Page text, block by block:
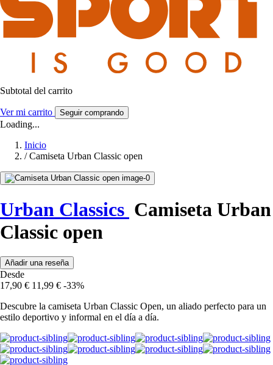
Subtotal del carrito
Ver mi carrito Seguir comprando
Loading...
Inicio
/ Camiseta Urban Classic open
Urban Classics Camiseta Urban
Classic open
Añadir una reseña
Desde
17,90 € 11,99 € -33%
Descubre la camiseta Urban Classic Open, un aliado perfecto para un
estilo deportivo y informal en el día a día.